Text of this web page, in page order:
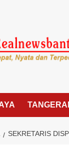
SEKRETARIS